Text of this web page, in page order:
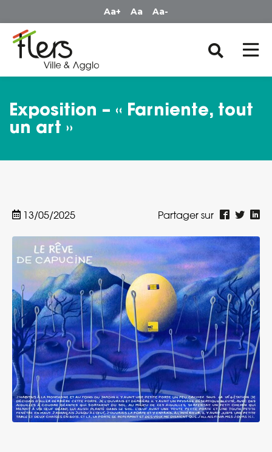
Aa+ Aa Aa-
Exposition – « Farniente, tout
un art »
13/05/2025 Partager sur
Panneau de gestion des cookies